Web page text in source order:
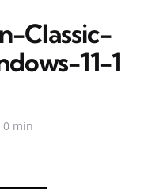
Classic-
11-1
0 min